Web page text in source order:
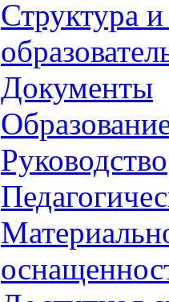
Структура
Документы
Руководство